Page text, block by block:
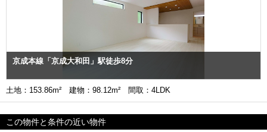
京成本線「京成大和田」駅徒歩8分
土地：153.86m² 建物：98.12m² 間取：4LDK
この物件と条件の近い物件